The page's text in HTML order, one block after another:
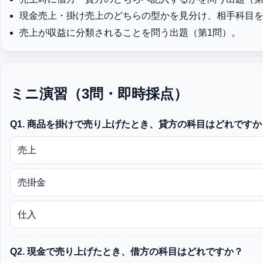
現金売上・掛け売上のどちらの型かを見分け、相手科目を
売上が収益に分類されることを問う出題（第1問）。
ミニ演習（3問・即時採点）
Q1. 商品を掛けで売り上げたとき、貸方の科目はどれですか
売上
売掛金
仕入
Q2. 現金で売り上げたとき、借方の科目はどれですか？